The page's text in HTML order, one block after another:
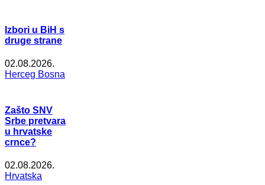
Izbori u BiH s
druge strane
02.08.2026.
Herceg Bosna
Zašto SNV
Srbe pretvara
u hrvatske
crnce?
02.08.2026.
Hrvatska